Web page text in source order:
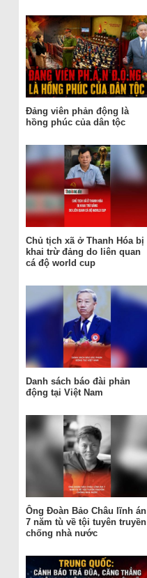
Đảng viên phản động là
hồng phúc của dân tộc
Chủ tịch xã ở Thanh Hóa bị
khai trừ đảng do liên quan
cá độ world cup
Danh sách báo đài phản
động tại Việt Nam
Ông Đoàn Bảo Châu lĩnh án
7 năm tù về tội tuyên truyền
chống nhà nước